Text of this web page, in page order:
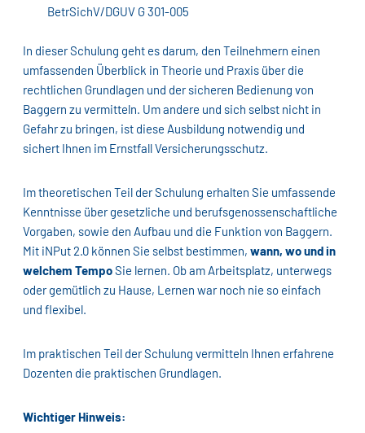
BetrSichV/DGUV G 301-005
In dieser Schulung geht es darum, den Teilnehmern einen
umfassenden Überblick in Theorie und Praxis über die
rechtlichen Grundlagen und der sicheren Bedienung von
Baggern zu vermitteln. Um andere und sich selbst nicht in
Gefahr zu bringen, ist diese Ausbildung notwendig und
sichert Ihnen im Ernstfall Versicherungsschutz.
Im theoretischen Teil der Schulung erhalten Sie umfassende
Kenntnisse über gesetzliche und berufsgenossenschaftliche
Vorgaben, sowie den Aufbau und die Funktion von Baggern.
Mit iNPut 2.0 können Sie selbst bestimmen, wann, wo und in
welchem TempoSie lernen. Ob am Arbeitsplatz, unterwegs
oder gemütlich zu Hause, Lernen war noch nie so einfach
und flexibel.
Im praktischen Teil der Schulung vermitteln Ihnen erfahrene
Dozenten die praktischen Grundlagen.
Wichtiger Hinweis: